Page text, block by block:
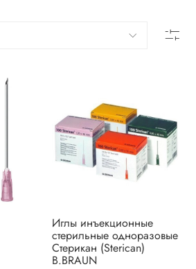
Иглы инъекционные
стерильные одноразовые
Стерикан (Sterican)
B.BRAUN